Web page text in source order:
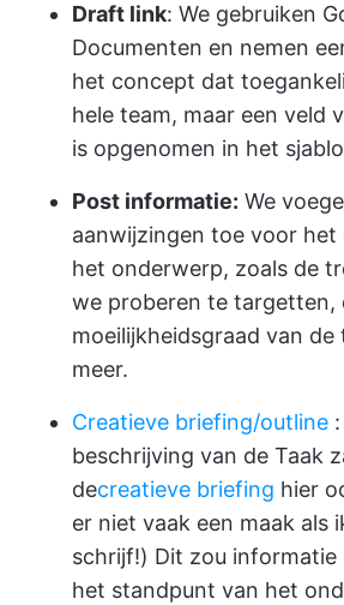
Draft link: We gebruiken
Documenten en nemen
het concept dat
hele team, maar een veld
is opgenomen in het
Post informatie: We
aanwijzingen toe voor het
het onderwerp, zoals de
we proberen te targetten,
moeilijkheidsgraad van
meer.
Creatieve briefing/outline
beschrijving van de Taak
decreatieve briefing hier
er niet vaak een maak als
schrijf!) Dit zou
het standpunt van het